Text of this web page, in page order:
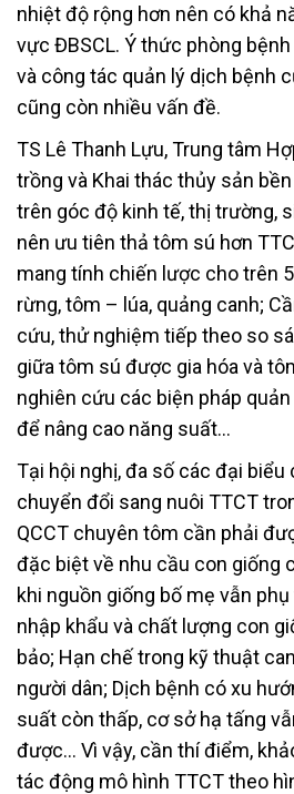
nhiệt độ rộng hơn nên có khả
vực ĐBSCL. Ý thức phòng
và công tác quản lý dịch bệnh
cũng còn nhiều vấn đề.
TS Lê Thanh Lựu, Trung tâm
trồng và Khai thác thủy sản
trên góc độ kinh tế, thị trường,
nên ưu tiên thả tôm sú hơn
mang tính chiến lược cho trên
rừng, tôm – lúa, quảng canh;
cứu, thử nghiệm tiếp theo so
giữa tôm sú được gia hóa và
nghiên cứu các biện pháp
để nâng cao năng suất…
Tại hội nghị, đa số các đại biểu
chuyển đổi sang nuôi TTCT
QCCT chuyên tôm cần phải
đặc biệt về nhu cầu con giống
khi nguồn giống bố mẹ vẫn
nhập khẩu và chất lượng con
bảo; Hạn chế trong kỹ thuật
người dân; Dịch bệnh có xu
suất còn thấp, cơ sở hạ tấng
được… Vì vậy, cần thí điểm,
tác động mô hình TTCT theo